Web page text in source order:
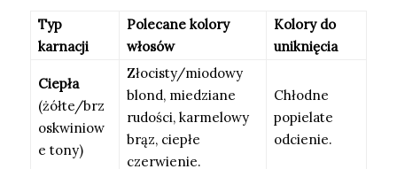
Typ
karnacji
Polecane kolory
włosów
Kolory do
uniknięcia
Ciepła
(żółte/brz
oskwiniow
e tony)
Złocisty/miodowy
blond, miedziane
rudości, karmelowy
brąz, ciepłe
czerwienie.
Chłodne
popielate
odcienie.